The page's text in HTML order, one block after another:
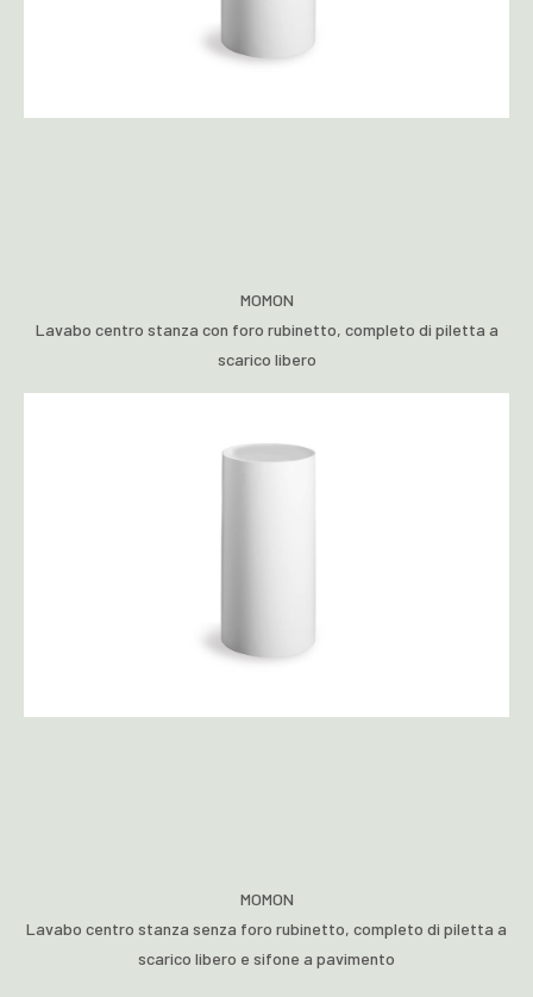
MOMON
Lavabo centro stanza con foro rubinetto, completo di piletta a
scarico libero
MOMON
Lavabo centro stanza senza foro rubinetto, completo di piletta a
scarico libero e sifone a pavimento